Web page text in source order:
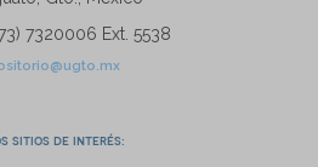
7320006 Ext. 5538
sitios de interés: